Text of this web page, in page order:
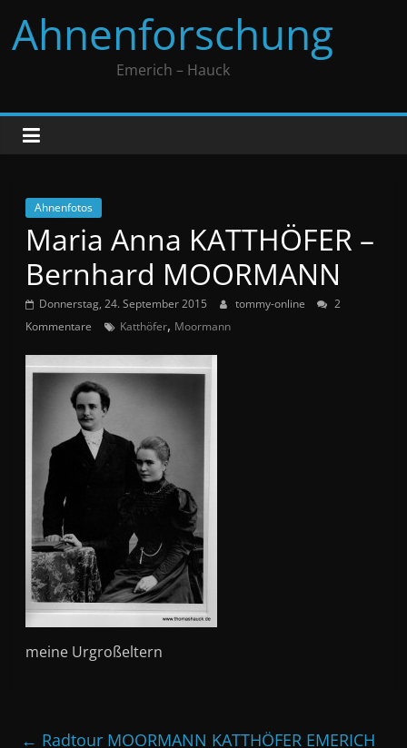
Inhalt
springen
Ahnenforschung
Emerich – Hauck
Ahnenfotos
Maria Anna KATTHÖFER –
Bernhard MOORMANN
Donnerstag, 24. September 2015 tommy-online
2
Kommentare
Katthöfer, Moormann
meine Urgroßeltern
← Radtour MOORMANN KATTHÖFER EMERICH